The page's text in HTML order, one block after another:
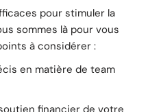
pour stimuler la
sommes là pour vous
à considérer :
en matière de team
financier de votre